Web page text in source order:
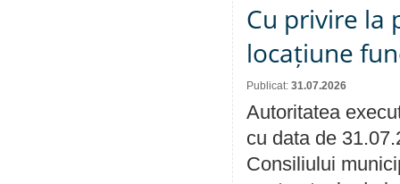
Cu privire la
locațiune
Publicat: 31.07.2026
Autoritatea
cu data de
Consiliului